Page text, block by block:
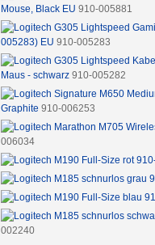
Mouse, Black EU 910-005881
005283) EU 910-005283
Maus - schwarz 910-005282
Graphite 910-006253
006034
002240